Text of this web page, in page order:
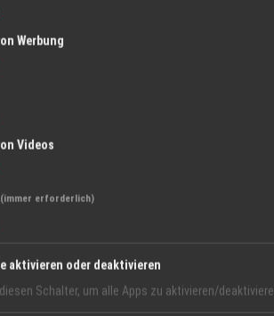
Ortenau auf - von Kirchen über
zu Märchenmärkten.
Katrin Bamberg live erleben?
der 2 Ufer, 01.-03.05.
Märchenmarkt, 09.05.
Offenburg, 31.05. Theater der 2
Werbung
Videos
(immer erforderlich)
aktivieren oder deaktivieren
Schalter, um alle Apps zu aktivieren/